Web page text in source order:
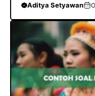
Aditya Setyawan